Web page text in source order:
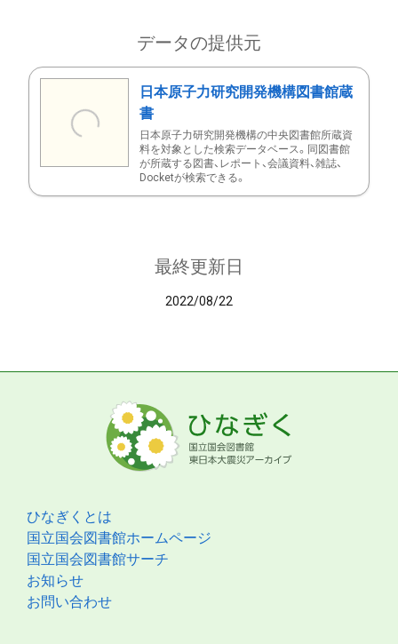
データの提供元
日本原子力研究開発機構図書館蔵
書
日本原子力研究開発機構の中央図書館所蔵資
料を対象とした検索データベース。同図書館
が所蔵する図書、レポート、会議資料、雑誌、
Docketが検索できる。
最終更新日
2022/08/22
ひなぎくとは
国立国会図書館ホームページ
国立国会図書館サーチ
お知らせ
お問い合わせ